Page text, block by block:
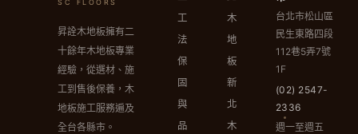
SC FLOORS
昇詮木地板擁有二
十餘年木地板專業
經驗，從選材、施
工到售後保養，木
地板施工服務遍及
全台各縣市。
工
法
保
固
與
品
木
地
板
新
北
木
台北市松山區
民生東路四段
112巷5弄7號
1F
(02) 2547-
2336
週一至週五